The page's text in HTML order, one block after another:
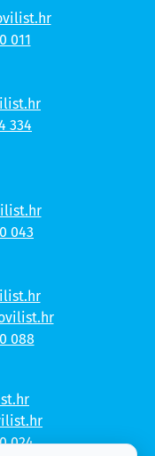
011
334
043
088
024